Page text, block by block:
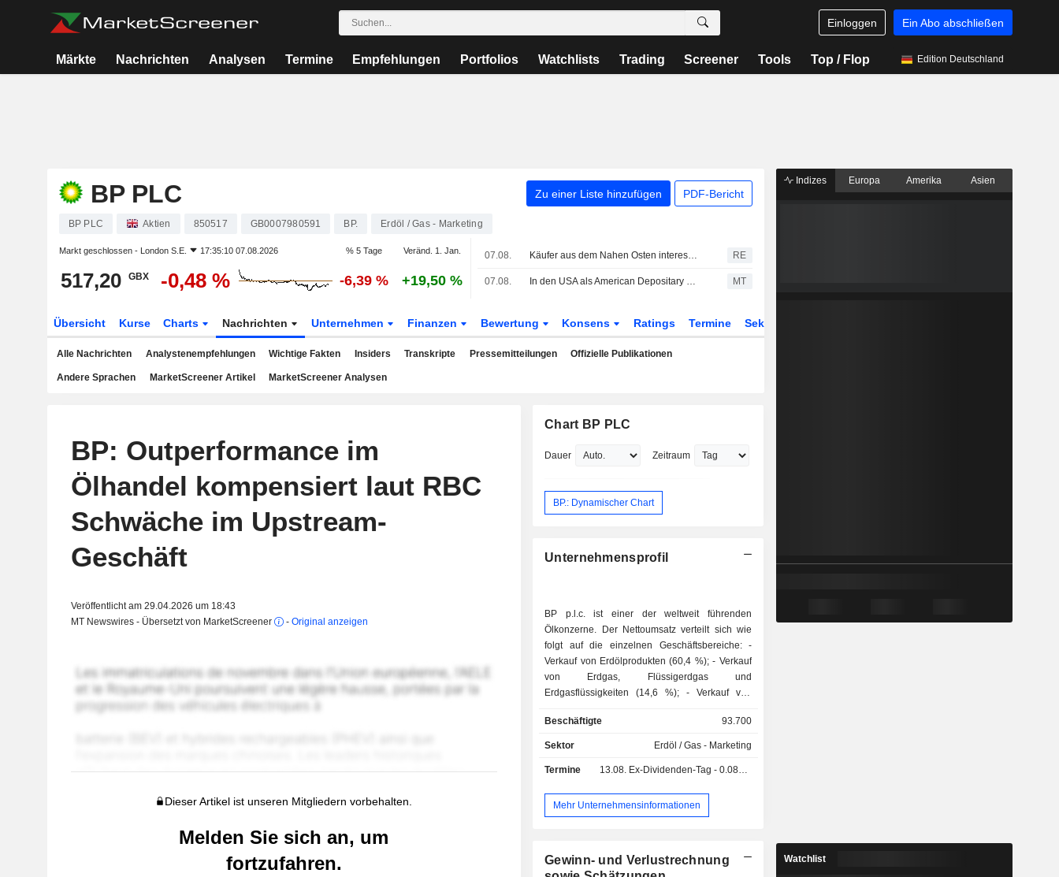
Einloggen Ein Abo abschließen
Märkte Nachrichten Analysen Termine Empfehlungen Portfolios Watchlists Trading Screener Tools Top / Flop Edition Deutschland
BP PLC Zu einer Liste hinzufügen PDF-Bericht
BP PLC Aktien 850517 GB0007980591 BP. Erdöl / Gas - Marketing
Markt geschlossen - London S.E. 17:35:10 07.08.2026 % 5 Tage Veränd. 1. Jan.
517,20 GBX -0,48 % -6,39 % +19,50 %
07.08. Käufer aus dem Nahen Osten interessieren sich für LNG-Ladungen aus Kanada, sagt Pacific Energy RE
07.08. In den USA als American Depositary Receipts gehandelte europäische Aktien legen im Handel am Freitag zu MT
Übersicht Kurse Charts Nachrichten Unternehmen Finanzen Bewertung Konsens Ratings Termine Sektor
Alle Nachrichten Analystenempfehlungen Wichtige Fakten Insiders Transkripte Pressemitteilungen Offizielle Publikationen
Andere Sprachen MarketScreener Artikel MarketScreener Analysen
BP: Outperformance im
Ölhandel kompensiert laut RBC
Schwäche im Upstream-
Geschäft
Veröffentlicht am 29.04.2026 um 18:43
MT Newswires - Übersetzt von MarketScreener
- Original anzeigen
Dieser Artikel ist unseren Mitgliedern vorbehalten.
Melden Sie sich an, um
fortzufahren.
Chart BP PLC
Dauer Zeitraum
BP.: Dynamischer Chart
Unternehmensprofil
BP p.l.c. ist einer der weltweit führenden
Ölkonzerne. Der Nettoumsatz verteilt sich wie
folgt auf die einzelnen Geschäftsbereiche: -
Verkauf von Erdölprodukten (60,4 %); - Verkauf
von Erdgas, Flüssigerdgas und
Erdgasflüssigkeiten (14,6 %); - Verkauf von
macht 70,1 % des Nettoumsatzes aus.
Beschäftigte 93.700
Sektor Erdöl / Gas - Marketing
Termine 13.08. Ex-Dividenden-Tag - 0.0866 GBX
Mehr Unternehmensinformationen
Gewinn- und Verlustrechnung
Indizes Europa Amerika Asien
Watchlist